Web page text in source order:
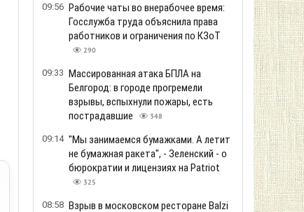
09:56 Рабочие чаты во внерабочее время:
Госслужба труда объяснила права
работников и ограничения по КЗоТ
290
09:33 Массированная атака БПЛА на
Белгород: в городе прогремели
взрывы, вспыхнули пожары, есть
пострадавшие
348
09:14 "Мы занимаемся бумажками. А летит
не бумажная ракета", - Зеленский - о
бюрократии и лицензиях на Patriot
325
08:58 Взрыв в московском ресторане Balzi